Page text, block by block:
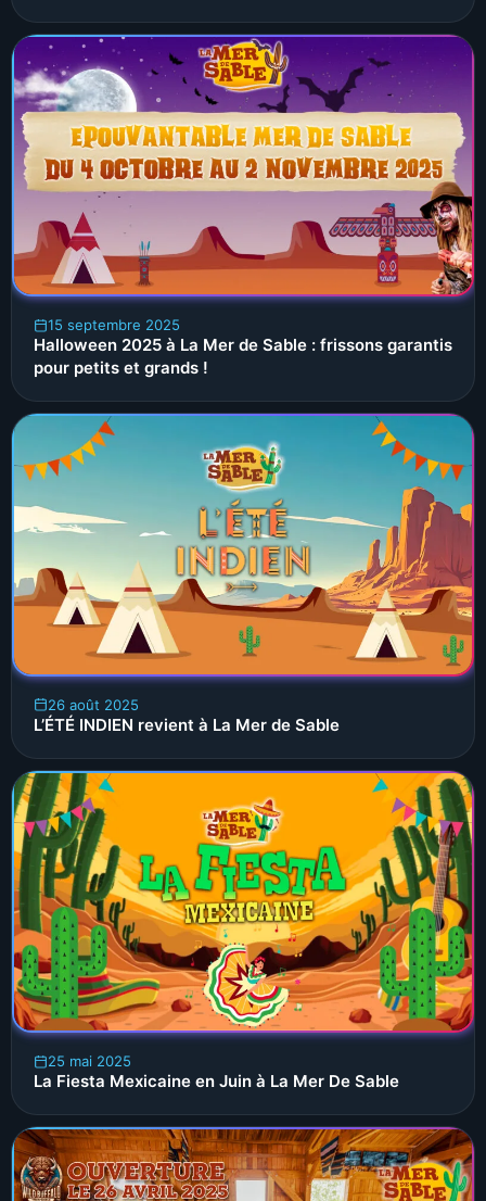
15 septembre 2025
Halloween 2025 à La Mer de Sable : frissons garantis
pour petits et grands !
26 août 2025
L’ÉTÉ INDIEN revient à La Mer de Sable
25 mai 2025
La Fiesta Mexicaine en Juin à La Mer De Sable